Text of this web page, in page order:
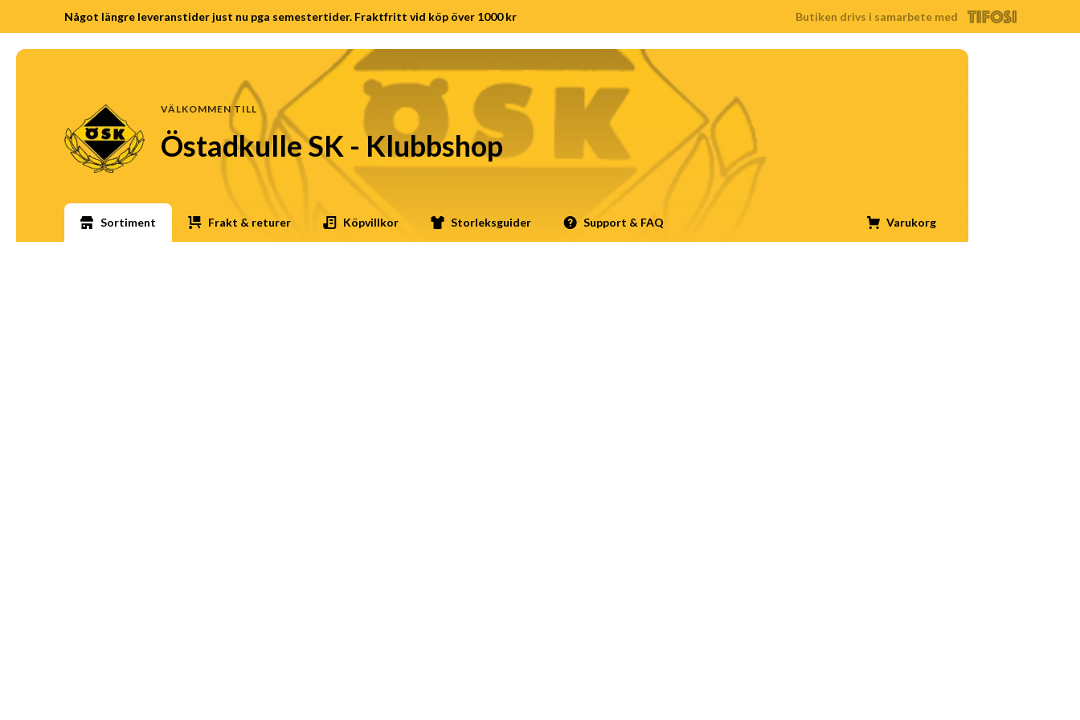
Något längre leveranstider just nu pga semestertider. Fraktfritt vid köp över 1000 kr Butiken drivs i samarbete med
Tifosi
VÄLKOMMEN TILL
Östadkulle SK - Klubbshop
Sortiment Frakt & returer Köpvillkor Storleksguider Support & FAQ Varukorg